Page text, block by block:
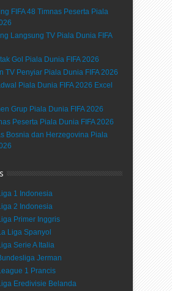
FIFA 48 Timnas Peserta Piala
Langsung TV Piala Dunia FIFA
Gol Piala Dunia FIFA 2026
TV Penyiar Piala Dunia FIFA 2026
Piala Dunia FIFA 2026 Excel
Grup Piala Dunia FIFA 2026
Peserta Piala Dunia FIFA 2026
Bosnia dan Herzegovina Piala
1 Indonesia
2 Indonesia
Primer Inggris
Liga Spanyol
Serie A Italia
Jerman
1 Prancis
Eredivisie Belanda